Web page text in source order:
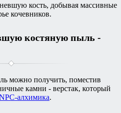
кость, добывая массивные
кочевников.
костяную пыль -
можно получить, поместив
камни - верстак, который
алхимика.